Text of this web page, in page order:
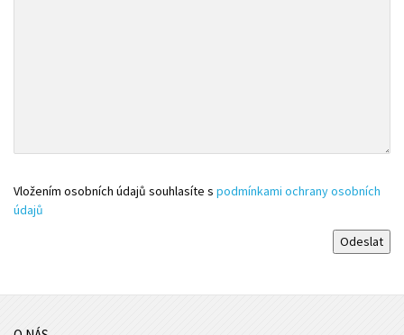
Vložením osobních údajů souhlasíte s podmínkami ochrany osobních
údajů